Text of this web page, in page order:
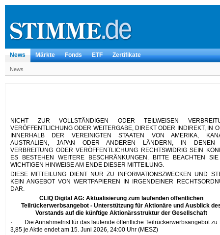
News Märkte Fonds ETF Zertifikate
News
NICHT ZUR VOLLSTÄNDIGEN ODER TEILWEISEN
VERÖFFENTLICHUNG ODER WEITERGABE, DIREKT ODER INDIREKT, IN
INNERHALB DER VEREINIGTEN STAATEN VON AMERIKA,
AUSTRALIEN, JAPAN ODER ANDEREN LÄNDERN, IN DENEN
VERBREITUNG ODER VERÖFFENTLICHUNG RECHTSWIDRIG SEIN
ES BESTEHEN WEITERE BESCHRÄNKUNGEN. BITTE BEACHTEN
WICHTIGEN HINWEISE AM ENDE DIESER MITTEILUNG.
DIESE MITTEILUNG DIENT NUR ZU INFORMATIONSZWECKEN UND
KEIN ANGEBOT VON WERTPAPIEREN IN IRGENDEINER
DAR.
CLIQ Digital AG: Aktualisierung zum laufenden öffentlichen
Teilrückerwerbsangebot - Unterstützung für Aktionäre und Ausblick
Vorstands auf die künftige Aktionärsstruktur der Gesellschaft
· Die Annahmefrist für das laufende öffentliche Teilrückerwerbsangebot zu
3,85 je Aktie endet am 15. Juni 2026, 24:00 Uhr (MESZ)